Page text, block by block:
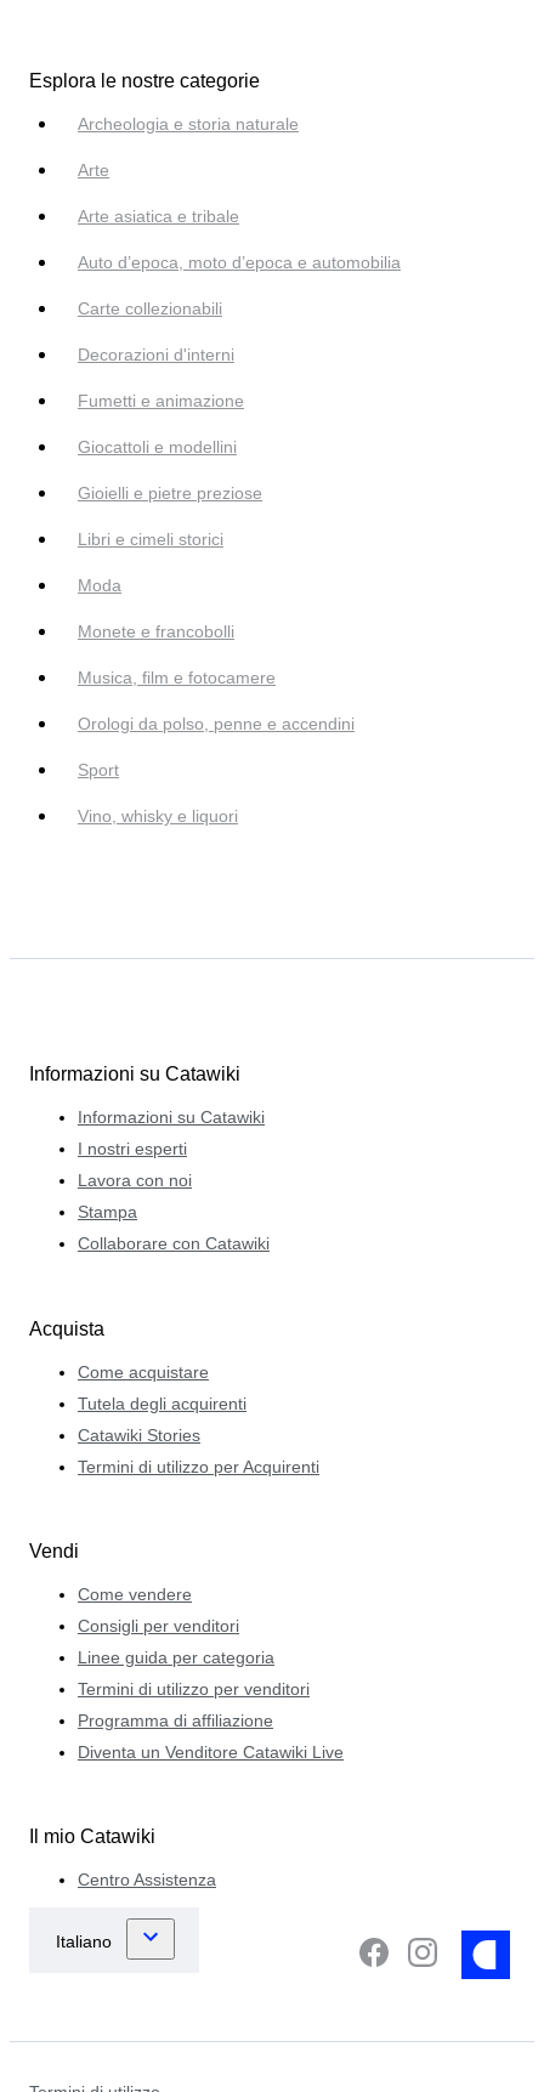
Esplora le nostre categorie
Archeologia e storia naturale
Arte
Arte asiatica e tribale
Auto d’epoca, moto d’epoca e automobilia
Carte collezionabili
Decorazioni d'interni
Fumetti e animazione
Giocattoli e modellini
Gioielli e pietre preziose
Libri e cimeli storici
Moda
Monete e francobolli
Musica, film e fotocamere
Orologi da polso, penne e accendini
Sport
Vino, whisky e liquori
Informazioni su Catawiki
Informazioni su Catawiki
I nostri esperti
Lavora con noi
Stampa
Collaborare con Catawiki
Acquista
Come acquistare
Tutela degli acquirenti
Catawiki Stories
Termini di utilizzo per Acquirenti
Vendi
Come vendere
Consigli per venditori
Linee guida per categoria
Termini di utilizzo per venditori
Programma di affiliazione
Diventa un Venditore Catawiki Live
Il mio Catawiki
Centro Assistenza